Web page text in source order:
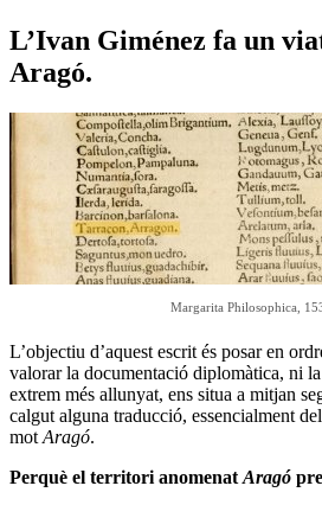
L’Ivan Giménez fa un
Aragó.
Margarita Philosophica,
L’objectiu d’aquest escrit és posar en
valorar la documentació diplomàtica, ni
extrem més allunyat, ens situa a mitjan
calgut alguna traducció, essencialment
mot Aragó.
Perquè el territori anomenat Aragó